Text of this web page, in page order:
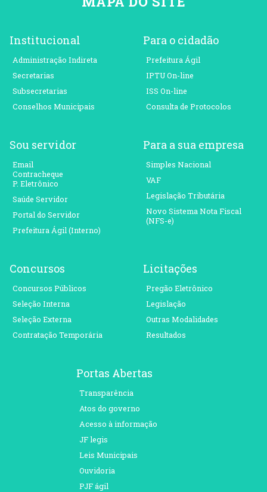
Institucional
Administração Indireta
Secretarias
Subsecretarias
Conselhos Municipais
Para o cidadão
Prefeitura Ágil
IPTU On-line
ISS On-line
Consulta de Protocolos
Sou servidor
Email
Contracheque
P. Eletrônico
Saúde Servidor
Portal do Servidor
Prefeitura Ágil (Interno)
Para a sua empresa
Simples Nacional
VAF
Legislação Tributária
Novo Sistema Nota Fiscal
(NFS-e)
Concursos
Concursos Públicos
Seleção Interna
Seleção Externa
Contratação Temporária
Licitações
Pregão Eletrônico
Legislação
Outras Modalidades
Resultados
Portas Abertas
Transparência
Atos do governo
Acesso à informação
JF legis
Leis Municipais
Ouvidoria
PJF ágil